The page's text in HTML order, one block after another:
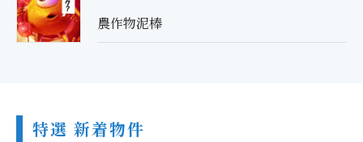
農作物泥棒
特選 新着物件